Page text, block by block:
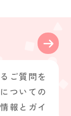
ご質問を
ついての
報とガイ